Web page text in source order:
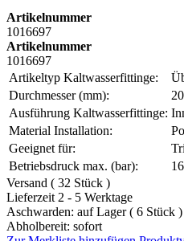
Artikelnummer
1016697
Artikelnummer
1016697
Artikeltyp Kaltwasserfittinge:
Durchmesser (mm):
Ausführung Kaltwasserfittinge:
Material Installation:
Geeignet für:
Betriebsdruck max. (bar):
Versand ( 32 Stück )
Lieferzeit 2 - 5 Werktage
Aschwarden: auf Lager ( 6 Stück )
Abholbereit: sofort